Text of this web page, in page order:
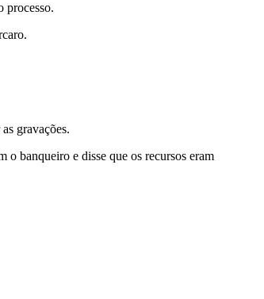
processo.
gravações.
banqueiro e disse que os recursos eram